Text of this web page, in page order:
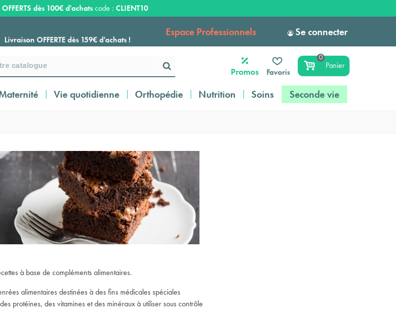
en 3 ou 4 fois SANS FRAIS à partir de
100€
en 3 ou 4 fois SANS FRAIS à partir de
100€
Expédition sous 24 à 48 heures ouvrées*
dès 100€ d'achatscode : CLIENT10
Espace Professionnels Se connecter
Promos Favoris
0
Panier
Vie quotidienne Orthopédie Nutrition Soins Seconde vie
à base de compléments alimentaires.
alimentaires destinées à des fins médicales spéciales
protéines, des vitamines et des minéraux à utiliser sous contrôle